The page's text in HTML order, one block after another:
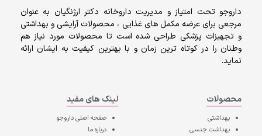
داروجو تحت امتیاز و مدیریت داروخانه دکتر ارژنگیان به عنوان
مرجعی برای عرضه مکمل های غذایی ، محصولات آرایشی و بهداشتی
و تجهیزات پزشکی طراحی شده است تا محصولات مورد نیاز هم
وطنان را در کوتاه ترین زمان و با بهترین کیفیت به ایشان ارائه
نماید.
محصولات
بهداشتی
بهداشت جنسی
لینک های مفید
صفحه اصلیداروجو
درباره ما